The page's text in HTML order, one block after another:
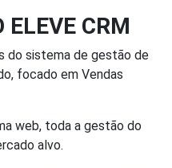
ELEVE CRM
do sistema de gestão de
focado em Vendas
web, toda a gestão do
alvo.